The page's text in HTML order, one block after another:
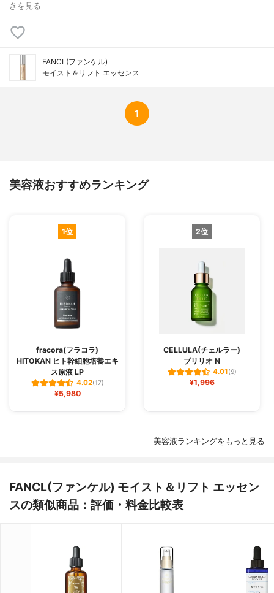
きを見る
FANCL(ファンケル)
モイスト＆リフト エッセンス
1
美容液おすすめランキング
1位
fracora(フラコラ)
HITOKAN ヒト幹細胞培養エキ
ス原液 LP
4.02(17)
¥5,980
2位
CELLULA(チェルラー)
ブリリオ N
4.01(9)
¥1,996
美容液ランキングをもっと見る
FANCL(ファンケル) モイスト＆リフト エッセン
スの類似商品：評価・料金比較表